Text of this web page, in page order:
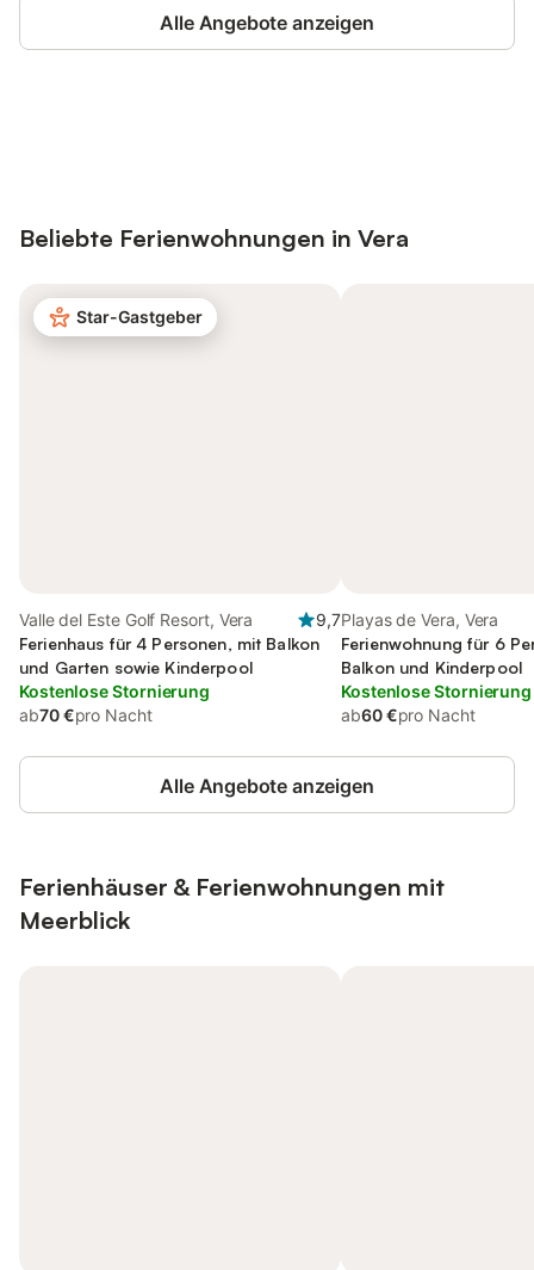
Alle Angebote anzeigen
Beliebte Ferienwohnungen in Vera
Star-Gastgeber
Valle del Este Golf Resort, Vera
9,7
Ferienhaus für 4 Personen, mit Balkon
und Garten sowie Kinderpool
Kostenlose Stornierung
ab70 €pro Nacht
Playas de Vera, Vera
Ferienwohnung für 6
Balkon und Kinderpool
Kostenlose Stornierung
ab60 €pro Nacht
Alle Angebote anzeigen
Ferienhäuser & Ferienwohnungen mit
Meerblick